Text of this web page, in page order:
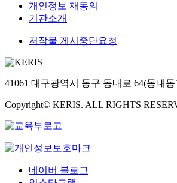
개인정보 재동의
기관소개
저작물 게시중단요청
41061 대구광역시 동구 동내로 64(동내동
Copyright© KERIS. ALL RIGHTS
네이버 블로그